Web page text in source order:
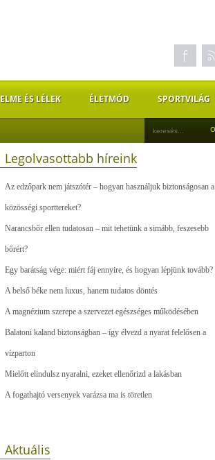
ELME ÉS LÉLEK ÉLETMÓD SPORTVILÁG
Legolvasottabb híreink
Az edzőpark nem játszótér – hogyan használjuk biztonságosan a
közösségi sporttereket?
Narancsbőr ellen tudatosan – mit tehetünk a simább, feszesebb
bőrért?
Egy barátság vége: miért fáj ennyire, és hogyan lépjünk tovább?
A belső béke nem luxus, hanem tudatos döntés
A magnézium szerepe a szervezet egészséges működésében
Balatoni kaland biztonságban – így élvezd a nyarat felelősen a
vízparton
Mielőtt elindulsz nyaralni, ezeket ellenőrizd a lakásban
A fogathajtó versenyek varázsa ma is töretlen
Aktuális